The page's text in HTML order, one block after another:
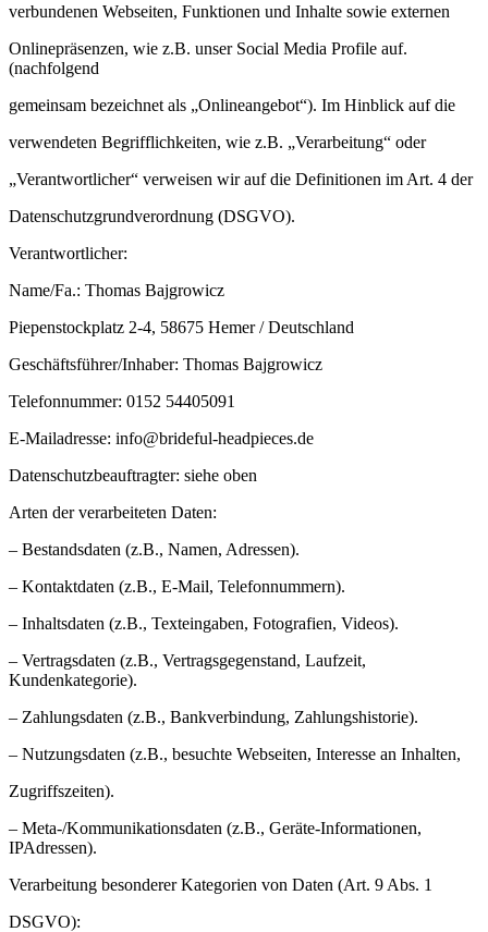
verbundenen Webseiten, Funktionen und Inhalte sowie externen
Onlinepräsenzen, wie z.B. unser Social Media Profile auf.
(nachfolgend
gemeinsam bezeichnet als „Onlineangebot“). Im Hinblick auf die
verwendeten Begrifflichkeiten, wie z.B. „Verarbeitung“ oder
„Verantwortlicher“ verweisen wir auf die Definitionen im Art. 4 der
Datenschutzgrundverordnung (DSGVO).
Verantwortlicher:
Name/Fa.: Thomas Bajgrowicz
Piepenstockplatz 2-4, 58675 Hemer / Deutschland
Geschäftsführer/Inhaber: Thomas Bajgrowicz
Telefonnummer: 0152 54405091
E-Mailadresse: info@brideful-headpieces.de
Datenschutzbeauftragter: siehe oben
Arten der verarbeiteten Daten:
– Bestandsdaten (z.B., Namen, Adressen).
– Kontaktdaten (z.B., E-Mail, Telefonnummern).
– Inhaltsdaten (z.B., Texteingaben, Fotografien, Videos).
– Vertragsdaten (z.B., Vertragsgegenstand, Laufzeit,
Kundenkategorie).
– Zahlungsdaten (z.B., Bankverbindung, Zahlungshistorie).
– Nutzungsdaten (z.B., besuchte Webseiten, Interesse an Inhalten,
Zugriffszeiten).
– Meta-/Kommunikationsdaten (z.B., Geräte-Informationen,
IPAdressen).
Verarbeitung besonderer Kategorien von Daten (Art. 9 Abs. 1
DSGVO):